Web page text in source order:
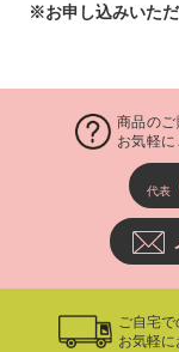
※お申し込みいた
商品の
お気軽に
代表
ご自宅で
お気軽に